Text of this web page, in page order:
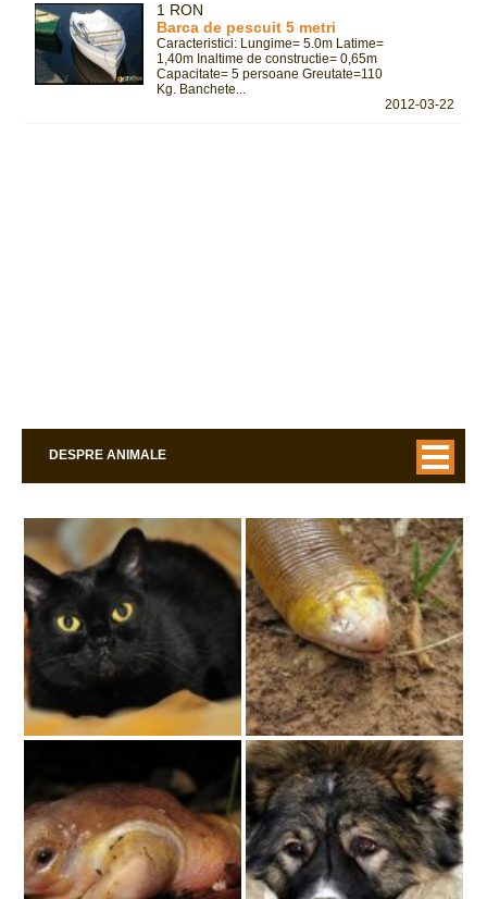
1 RON
Barca de pescuit 5 metri
Caracteristici: Lungime= 5.0m Latime=
1,40m Inaltime de constructie= 0,65m
Capacitate= 5 persoane Greutate=110
Kg. Banchete...
2012-03-22
DESPRE ANIMALE